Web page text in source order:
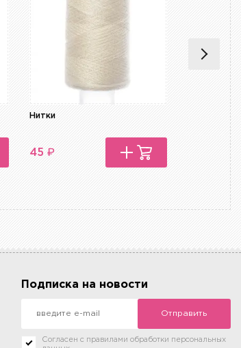
Нитки
45 ₽
Нитки
Подписка на новости
Отправить
Согласен с правилами обработки персональных